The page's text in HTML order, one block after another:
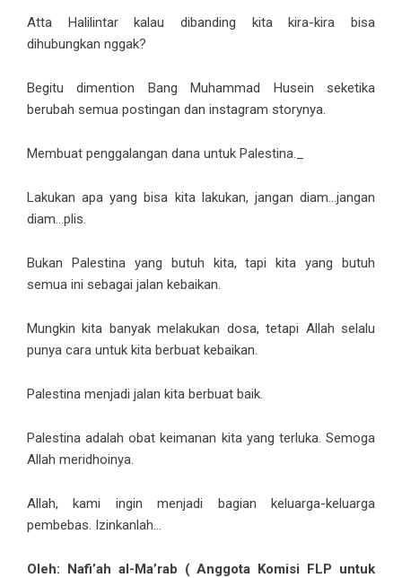
Atta Halilintar kalau dibanding kita kira-kira bisa
dihubungkan nggak?
Begitu dimention Bang Muhammad Husein seketika
berubah semua postingan dan instagram storynya.
Membuat penggalangan dana untuk Palestina._
Lakukan apa yang bisa kita lakukan, jangan diam…jangan
diam…plis.
Bukan Palestina yang butuh kita, tapi kita yang butuh
semua ini sebagai jalan kebaikan.
Mungkin kita banyak melakukan dosa, tetapi Allah selalu
punya cara untuk kita berbuat kebaikan.
Palestina menjadi jalan kita berbuat baik.
Palestina adalah obat keimanan kita yang terluka. Semoga
Allah meridhoinya.
Allah, kami ingin menjadi bagian keluarga-keluarga
pembebas. Izinkanlah…
Oleh: Nafi’ah al-Ma’rab ( Anggota Komisi FLP untuk